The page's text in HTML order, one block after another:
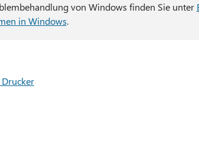
von Windows finden Sie unter
in Windows.